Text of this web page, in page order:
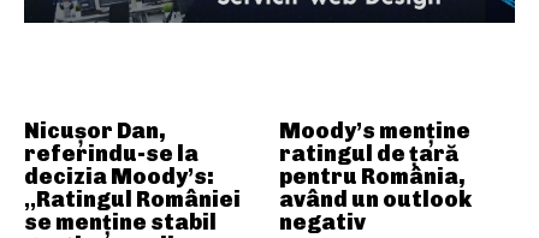
Nicușor Dan,
referindu-se la
decizia Moody’s:
„Ratingul României
se menține stabil
Moody’s menține
ratingul de țară
pentru România,
având un outlook
negativ